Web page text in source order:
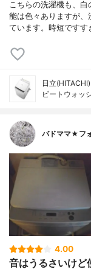
こちらの洗濯機も、
能は色々ありますが、
ています。時短です
日立(HITACHI)
ビートウォッ
バドママ★フ
4.00
音はうるさいけど